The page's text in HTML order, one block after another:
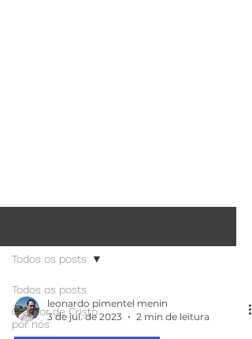
Todos os posts
O amor de Cristo
por nós
Todos os posts
leonardo pimentel menin
3 de jul. de 2023
2 min de leitura